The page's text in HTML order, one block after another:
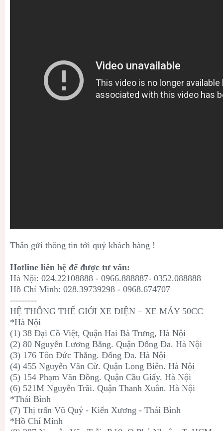
Thân gửi thông tin tới quý khách hàng !
Hotline liên hệ để được tư vấn:
Hà Nội: 024.22108888 - 0966.888887- 0352.088888
Hồ Chí Minh: 028.39739298 - 0968.674707
---------
HỆ THỐNG THẾ GIỚI XE ĐIỆN – XE MÁY 50CC
*Hà Nội
(1) 38 Đại Cồ Việt, Quận Hai Bà Trưng, Hà Nội
(2) 80 Nguyễn Lương Bằng. Quận Đống Đa. Hà Nội
(3) 176 Tôn Đức Thắng. Đống Đa. Hà Nội
(4) 455 Nguyễn Văn Cừ. Quận Long Biên. Hà Nội
(5) 154 Phạm Văn Đồng. Quận Cầu Giấy. Hà Nội
(6) 521M Nguyễn Trãi. Quận Thanh Xuân. Hà Nội
*Thái Bình
(7) Thị trấn Vũ Quý - Kiến Xương - Thái Bình
*Hồ Chí Minh